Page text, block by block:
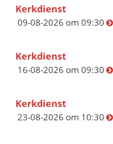
Kerkdienst
09-08-2026 om 09:30
Kerkdienst
16-08-2026 om 09:30
Kerkdienst
23-08-2026 om 10:30